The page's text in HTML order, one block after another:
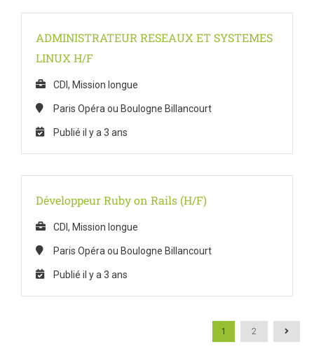
ADMINISTRATEUR RESEAUX ET SYSTEMES
LINUX H/F
CDI, Mission longue
Paris Opéra ou Boulogne Billancourt
Publié il y a 3 ans
Développeur Ruby on Rails (H/F)
CDI, Mission longue
Paris Opéra ou Boulogne Billancourt
Publié il y a 3 ans
1 2